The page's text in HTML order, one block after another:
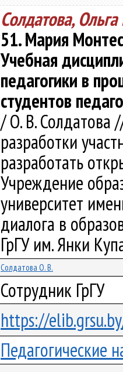
Солдатова,
51. Мария
Учебная
педагогики в
студентов
/ О. В. Солдатова
разработки
разработать
Учреждение
университет
диалога в
ГрГУ им. Янки
Солдатова О. В.
Сотрудник ГрГУ
https://
Педагогические